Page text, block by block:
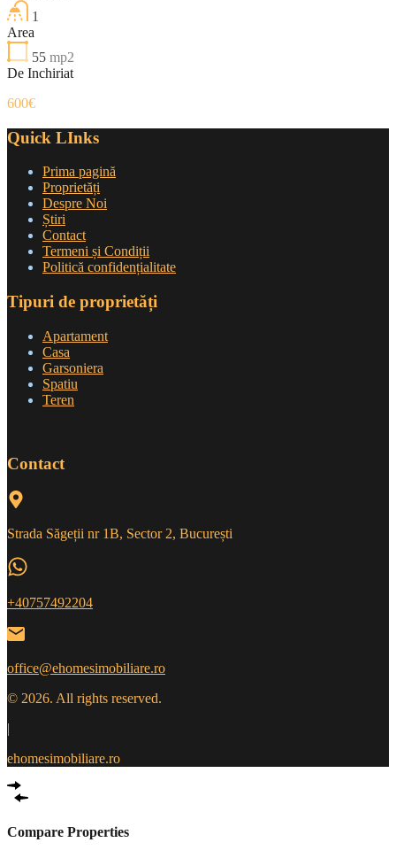
1
Area
55 mp2
De Inchiriat
600€
Quick LInks
Prima pagină
Proprietăți
Despre Noi
Știri
Contact
Termeni și Condiții
Politică confidențialitate
Tipuri de proprietăți
Apartament
Casa
Garsoniera
Spatiu
Teren
Contact
Strada Săgeții nr 1B, Sector 2, București
+40757492204
office@ehomesimobiliare.ro
© 2026. All rights reserved.
|
ehomesimobiliare.ro
Compare Properties